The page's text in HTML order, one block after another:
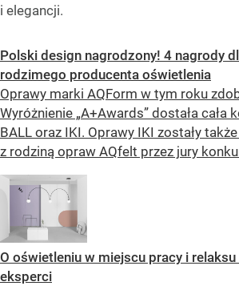
i elegancji.
Polski design nagrodzony! 4 nagrody
rodzimego producenta oświetlenia
Oprawy marki AQForm w tym roku
Wyróżnienie „A+Awards” dostała cała
BALL oraz IKI. Oprawy IKI zostały
z rodziną opraw AQfelt przez jury
O oświetleniu w miejscu pracy i
eksperci